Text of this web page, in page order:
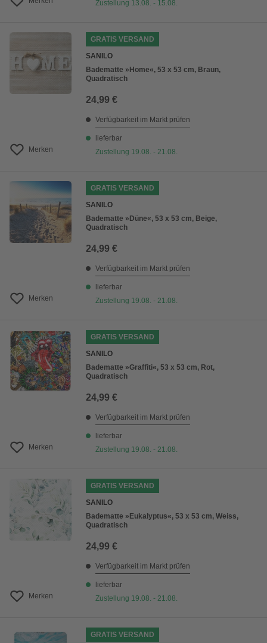
Zustellung 13.08. - 15.08.
Merken
GRATIS VERSAND
SANILO
Badematte »Home«, 53 x 53 cm, Braun,
Quadratisch
24,99 €
Verfügbarkeit im Markt prüfen
lieferbar
Zustellung 19.08. - 21.08.
Merken
GRATIS VERSAND
SANILO
Badematte »Düne«, 53 x 53 cm, Beige,
Quadratisch
24,99 €
Verfügbarkeit im Markt prüfen
lieferbar
Zustellung 19.08. - 21.08.
Merken
GRATIS VERSAND
SANILO
Badematte »Graffiti«, 53 x 53 cm, Rot,
Quadratisch
24,99 €
Verfügbarkeit im Markt prüfen
lieferbar
Zustellung 19.08. - 21.08.
Merken
GRATIS VERSAND
SANILO
Badematte »Eukalyptus«, 53 x 53 cm, Weiss,
Quadratisch
24,99 €
Verfügbarkeit im Markt prüfen
lieferbar
Zustellung 19.08. - 21.08.
GRATIS VERSAND